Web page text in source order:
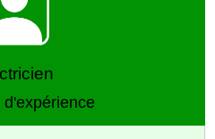
d'expérience